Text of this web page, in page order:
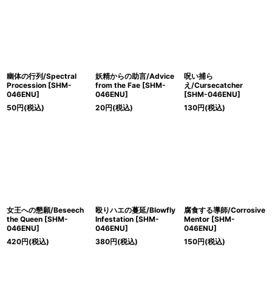
幽体の行列/Spectral
Procession [SHM-
046ENU]
50円(税込)
妖精からの助言/Advice
from the Fae [SHM-
046ENU]
20円(税込)
呪い捕ら
え/Cursecatcher
[SHM-046ENU]
130円(税込)
女王への懇願/Beseech
the Queen [SHM-
046ENU]
420円(税込)
殴りハエの蔓延/Blowfly
Infestation [SHM-
046ENU]
380円(税込)
腐食する導師/Corrosive
Mentor [SHM-
046ENU]
150円(税込)